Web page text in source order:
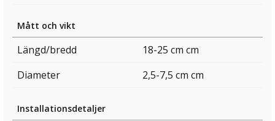
Mått och vikt
Längd/bredd
18-25 cm cm
Diameter
2,5-7,5 cm cm
Installationsdetaljer